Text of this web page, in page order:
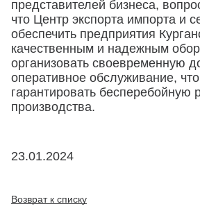
представителей бизнеса,
что Центр экспорта импорта и
обеспечить предприятия
качественным и надежным
организовать своевременную
оперативное обслуживание,
гарантировать бесперебойную
производства.
23.01.2024
Возврат к списку